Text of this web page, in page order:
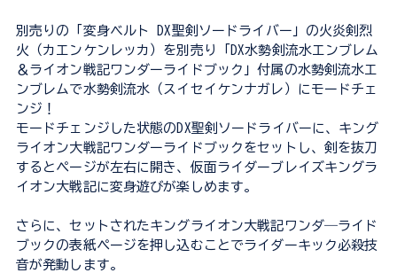
別売りの「変身ベルト DX聖剣ソードライバー」の火炎剣烈
火（カエンケンレッカ）を別売り「DX水勢剣流水エンブレム
＆ライオン戦記ワンダーライドブック」付属の水勢剣流水エ
ンブレムで水勢剣流水（スイセイケンナガレ）にモードチェ
ンジ！
モードチェンジした状態のDX聖剣ソードライバーに、キング
ライオン大戦記ワンダーライドブックをセットし、剣を抜刀
するとページが左右に開き、仮面ライダーブレイズキングラ
イオン大戦記に変身遊びが楽しめます。
さらに、セットされたキングライオン大戦記ワンダ―ライド
ブックの表紙ページを押し込むことでライダーキック必殺技
音が発動します。